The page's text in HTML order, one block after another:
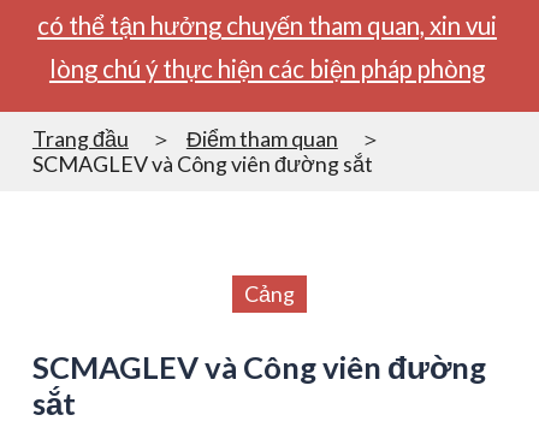
có thể tận hưởng chuyến tham quan, xin vui
lòng chú ý thực hiện các biện pháp phòng
Trang đầu
Điểm tham quan
SCMAGLEV và Công viên đường sắt
Cảng
SCMAGLEV và Công viên đường
sắt